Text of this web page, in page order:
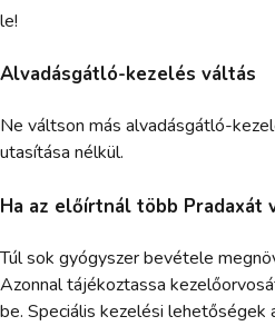
le!
Alvadásgátló-kezelés váltás
Ne váltson más alvadásgátló-
utasítása nélkül.
Ha az előírtnál több Pradaxát
Túl sok gyógyszer bevétele
Azonnal tájékoztassa
be. Speciális kezelési lehetőségek